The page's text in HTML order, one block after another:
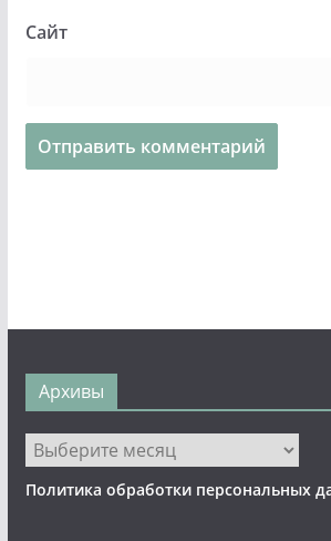
Сайт
Архивы
Архивы
Политика обработки персональных